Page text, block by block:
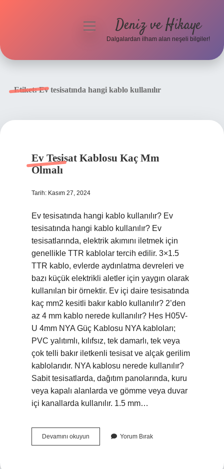
menüyü
Deniz ve Hikaye
Dalgalardan ilham alan neşeli bilgiler!
Etiket:Ev tesisatında hangi kablo kullanılır
Ev Tesisat Kablosu Kaç Mm
Olmalı
Tarih: Kasım 27, 2024
Ev tesisatında hangi kablo kullanılır? Ev
tesisatında hangi kablo kullanılır? Ev
tesisatlarında, elektrik akımını iletmek için
genellikle TTR kablolar tercih edilir. 3×1.5
TTR kablo, evlerde aydınlatma devreleri ve
bazı küçük elektrikli aletler için yaygın olarak
kullanılan bir örnektir. Ev içi daire tesisatında
kaç mm2 kesitli bakır kablo kullanılır? 2’den
az 4 mm kablo nerede kullanılır? Hes H05V-
U 4mm NYA Güç Kablosu NYA kabloları;
PVC yalıtımlı, kılıfsız, tek damarlı, tek veya
çok telli bakır iletkenli tesisat ve alçak gerilim
kablolarıdır. NYA kablosu nerede kullanılır?
Sabit tesisatlarda, dağıtım panolarında, kuru
veya kapalı alanlarda ve gömme veya duvar
içi kanallarda kullanılır. 1.5 mm…
Devamını okuyun
Tesisat
Yorum Bırak